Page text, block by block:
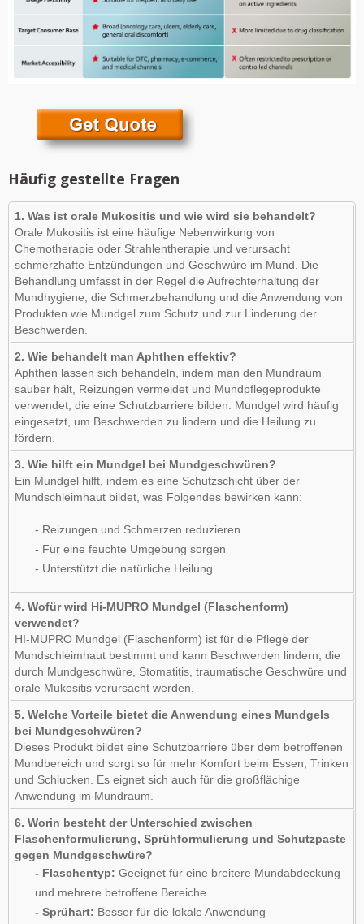
Häufig gestellte Fragen
1. Was ist orale Mukositis und wie wird sie behandelt?
Orale Mukositis ist eine häufige Nebenwirkung von
Chemotherapie oder Strahlentherapie und verursacht
schmerzhafte Entzündungen und Geschwüre im Mund. Die
Behandlung umfasst in der Regel die Aufrechterhaltung der
Mundhygiene, die Schmerzbehandlung und die Anwendung von
Produkten wie Mundgel zum Schutz und zur Linderung der
Beschwerden.
2. Wie behandelt man Aphthen effektiv?
Aphthen lassen sich behandeln, indem man den Mundraum
sauber hält, Reizungen vermeidet und Mundpflegeprodukte
verwendet, die eine Schutzbarriere bilden. Mundgel wird häufig
eingesetzt, um Beschwerden zu lindern und die Heilung zu
fördern.
3. Wie hilft ein Mundgel bei Mundgeschwüren?
Ein Mundgel hilft, indem es eine Schutzschicht über der
Mundschleimhaut bildet, was Folgendes bewirken kann:
- Reizungen und Schmerzen reduzieren
- Für eine feuchte Umgebung sorgen
- Unterstützt die natürliche Heilung
4. Wofür wird Hi-MUPRO Mundgel (Flaschenform)
verwendet?
HI-MUPRO Mundgel (Flaschenform) ist für die Pflege der
Mundschleimhaut bestimmt und kann Beschwerden lindern, die
durch Mundgeschwüre, Stomatitis, traumatische Geschwüre und
orale Mukositis verursacht werden.
5. Welche Vorteile bietet die Anwendung eines Mundgels
bei Mundgeschwüren?
Dieses Produkt bildet eine Schutzbarriere über dem betroffenen
Mundbereich und sorgt so für mehr Komfort beim Essen, Trinken
und Schlucken. Es eignet sich auch für die großflächige
Anwendung im Mundraum.
6. Worin besteht der Unterschied zwischen
Flaschenformulierung, Sprühformulierung und Schutzpaste
gegen Mundgeschwüre?
- Flaschentyp: Geeignet für eine breitere Mundabdeckung
und mehrere betroffene Bereiche
- Sprühart: Besser für die lokale Anwendung